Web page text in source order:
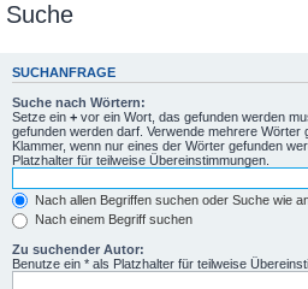
Suche
SUCHANFRAGE
Suche nach Wörtern:
Setze ein + vor ein Wort, das gefunden werden
gefunden werden darf. Verwende mehrere Wörter
Klammer, wenn nur eines der Wörter gefunden
Platzhalter für teilweise Übereinstimmungen.
Nach allen Begriffen suchen oder Suche wie
Nach einem Begriff suchen
Zu suchender Autor:
Benutze ein * als Platzhalter für teilweise